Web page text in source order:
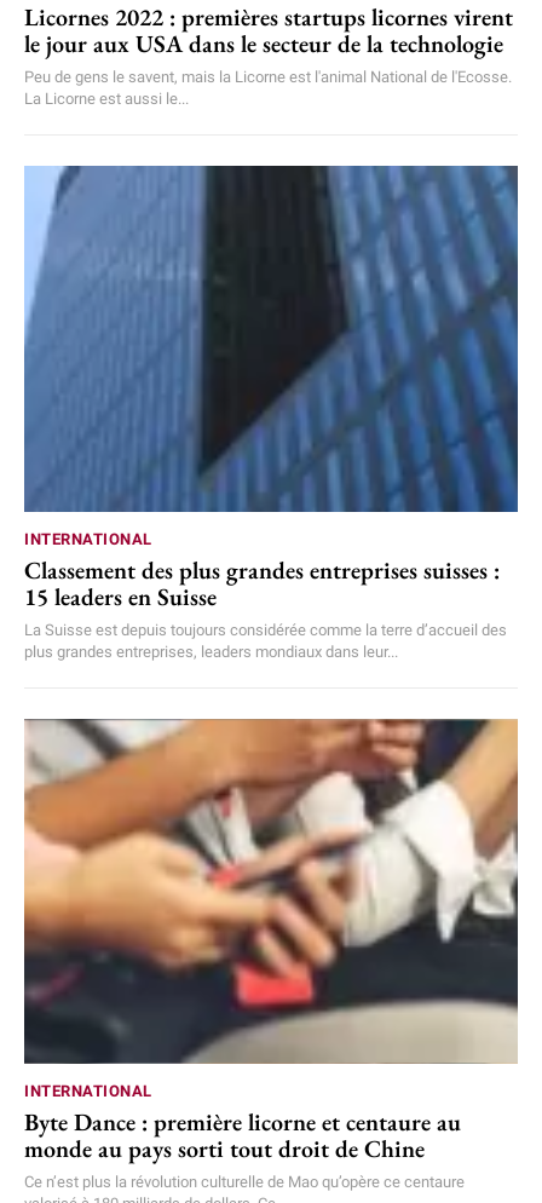
Licornes 2022 : premières startups licornes virent
le jour aux USA dans le secteur de la technologie
Peu de gens le savent, mais la Licorne est l'animal National de l'Ecosse.
La Licorne est aussi le...
INTERNATIONAL
Classement des plus grandes entreprises suisses :
15 leaders en Suisse
La Suisse est depuis toujours considérée comme la terre d’accueil des
plus grandes entreprises, leaders mondiaux dans leur...
INTERNATIONAL
Byte Dance : première licorne et centaure au
monde au pays sorti tout droit de Chine
Ce n’est plus la révolution culturelle de Mao qu’opère ce centaure